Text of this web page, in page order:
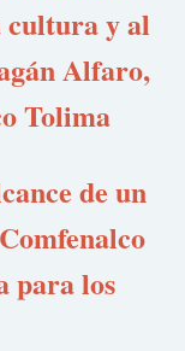
cultura y al
Alfaro,
Tolima
de un
para los